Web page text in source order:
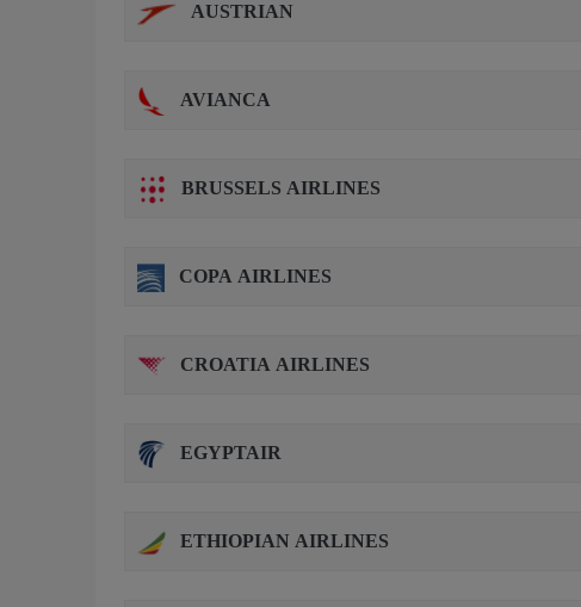
AUSTRIAN
AVIANCA
BRUSSELS AIRLINES
COPA AIRLINES
CROATIA AIRLINES
EGYPTAIR
ETHIOPIAN AIRLINES